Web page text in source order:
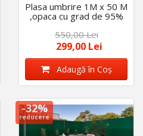
Plasa umbrire 1M x 50 M
,opaca cu grad de 95%
ideala pentru garduri,
terase ,sere(140g/m2)
550,00 Lei
299,00 Lei
Adaugă în Coş
-32%
reducere